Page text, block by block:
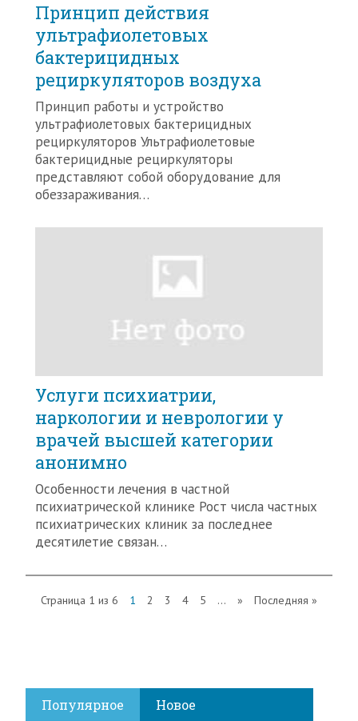
Принцип действия
ультрафиолетовых
бактерицидных
рециркуляторов воздуха
Принцип работы и устройство
ультрафиолетовых бактерицидных
рециркуляторов Ультрафиолетовые
бактерицидные рециркуляторы
представляют собой оборудование для
обеззараживания…
Услуги психиатрии,
наркологии и неврологии у
врачей высшей категории
анонимно
Особенности лечения в частной
психиатрической клинике Рост числа частных
психиатрических клиник за последнее
десятилетие связан…
Страница 1 из 6 1 2 3 4 5 ... » Последняя »
Популярное Новое